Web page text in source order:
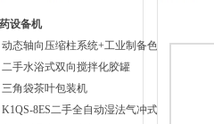
设备机
动态轴向压缩柱系统+工业制备色谱系统
二手水浴式双向搅拌化胶罐
三角袋茶叶包装机
K1QS-8ES二手全自动湿法气冲式胶塞清洗机